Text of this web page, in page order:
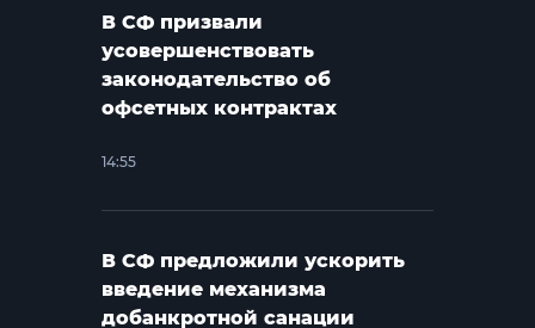
В СФ призвали
усовершенствовать
законодательство об
офсетных контрактах
14:55
В СФ предложили ускорить
введение механизма
добанкротной санации